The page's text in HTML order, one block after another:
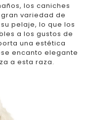
los caniches
variedad de
pelaje, lo que los
a los gustos de
una estética
encanto elegante
a esta raza.